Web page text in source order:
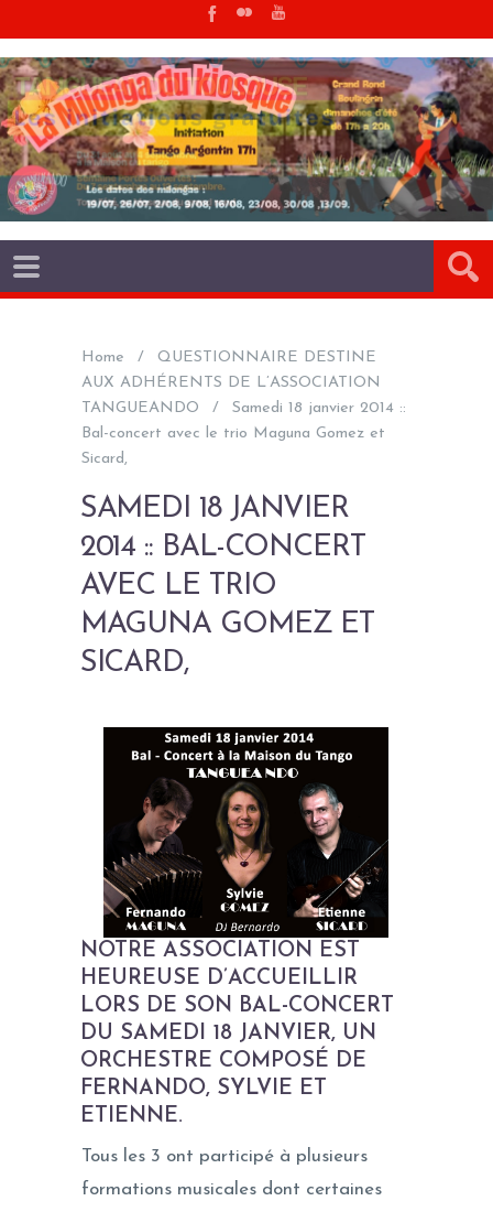
Home
QUESTIONNAIRE DESTINE
AUX ADHÉRENTS DE L’ASSOCIATION
TANGUEANDO
Samedi 18 janvier 2014 ::
Bal-concert avec le trio Maguna Gomez et
Sicard,
SAMEDI 18 JANVIER
2014 :: BAL-CONCERT
AVEC LE TRIO
MAGUNA GOMEZ ET
SICARD,
NOTRE ASSOCIATION EST
HEUREUSE D’ACCUEILLIR
LORS DE SON BAL-CONCERT
DU SAMEDI 18 JANVIER, UN
ORCHESTRE COMPOSÉ DE
FERNANDO, SYLVIE ET
ETIENNE.
Tous les 3 ont participé à plusieurs
formations musicales dont certaines